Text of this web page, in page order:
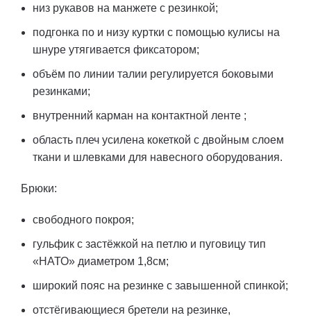
низ рукавов на манжете с резинкой;
подгонка по и низу куртки с помощью кулисы на
шнуре утягивается фиксатором;
объём по линии талии регулируется боковыми
резинками;
внутренний карман на контактной ленте ;
область плеч усилена кокеткой с двойным слоем
ткани и шлевками для навесного оборудования.
Брюки:
свободного покроя;
гульфик с застёжкой на петлю и пуговицу тип
«НАТО» диаметром 1,8см;
широкий пояс на резинке с завышенной спинкой;
отстёгивающиеся бретели на резинке,